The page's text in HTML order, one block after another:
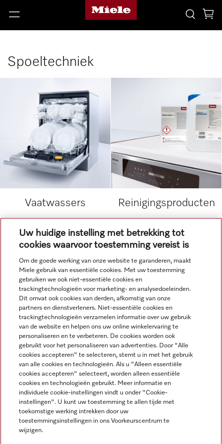
Spoeltechniek
Vaatwassers Reinigingsproducten
Navigatie
Service
Uw huidige instelling met betrekking tot
cookies waarvoor toestemming vereist is
Om de goede werking van onze website te garanderen, maakt
Miele gebruik van essentiële cookies. Met uw toestemming
gebruiken we ook niet-essentiële cookies en
trackingtechnologieën voor marketing- en analysedoeleinden.
Dit omvat ook cookies van derden, afkomstig van onze
partners en dienstverleners. Niet-essentiële cookies en
trackingtechnologieën verzamelen informatie over uw gebruik
van de website en helpen ons uw online winkelervaring te
personaliseren en te verbeteren. De cookies worden ook
gebruikt voor het personaliseren van advertenties. Door "Alle
cookies accepteren" te selecteren, stemt u in met het gebruik
van alle cookies en technologieën. Als u "Alleen essentiële
cookies accepteren" selecteert, worden alleen essentiële
cookies en technologieën gebruikt. Meer informatie en
individuele cookie-instellingen vindt u onder "Cookie-
instellingen". U kunt uw toestemming te allen tijde met
toekomstige werking intrekken door uw
toestemmingsinstellingen in ons Voorkeurscentrum te
wijzigen.